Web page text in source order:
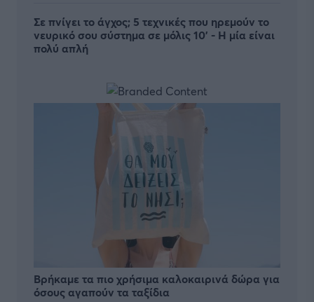
Σε πνίγει το άγχος; 5 τεχνικές που ηρεμούν το
νευρικό σου σύστημα σε μόλις 10' - Η μία είναι
πολύ απλή
Βρήκαμε τα πιο χρήσιμα καλοκαιρινά δώρα για
όσους αγαπούν τα ταξίδια